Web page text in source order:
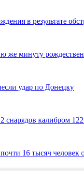
в результате
же минуту
удар по Донецку
снарядов калибром
16 тысяч человек